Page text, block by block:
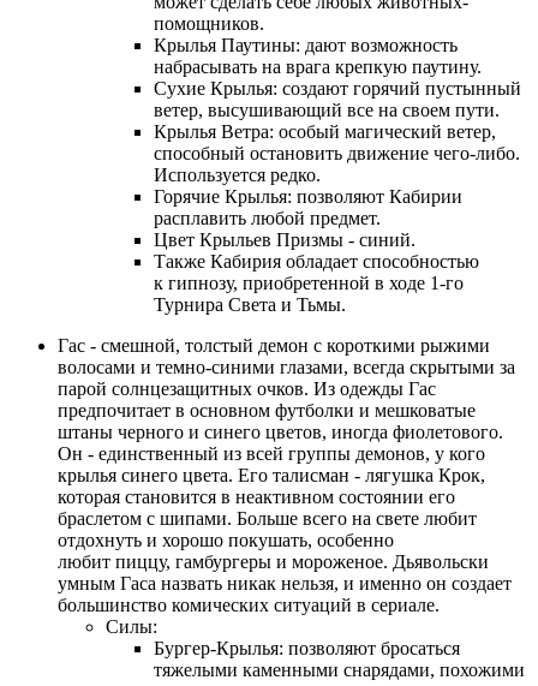
помощников.
Крылья Паутины: дают возможность
набрасывать на врага крепкую паутину.
Сухие Крылья: создают горячий пустынный
ветер, высушивающий все на своем пути.
Крылья Ветра: особый магический ветер,
способный остановить движение чего-либо.
Используется редко.
Горячие Крылья: позволяют Кабирии
расплавить любой предмет.
Цвет Крыльев Призмы - синий.
Также Кабирия обладает способностью
к гипнозу, приобретенной в ходе 1-го
Турнира Света и Тьмы.
Гас - смешной, толстый демон с короткими рыжими
волосами и темно-синими глазами, всегда скрытыми за
парой солнцезащитных очков. Из одежды Гас
предпочитает в основном футболки и мешковатые
штаны черного и синего цветов, иногда фиолетового.
Он - единственный из всей группы демонов, у кого
крылья синего цвета. Его талисман - лягушка Крок,
которая становится в неактивном состоянии его
браслетом с шипами. Больше всего на свете любит
отдохнуть и хорошо покушать, особенно
любит пиццу, гамбургеры и мороженое. Дьявольски
умным Гаса назвать никак нельзя, и именно он создает
большинство комических ситуаций в сериале.
Силы:
Бургер-Крылья: позволяют бросаться
тяжелыми каменными снарядами, похожими